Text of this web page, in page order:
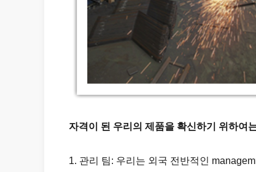
자격이 된 우리의 제품을 확신하기 위하여
1. 관리 팀: 우리는 외국 전반적인